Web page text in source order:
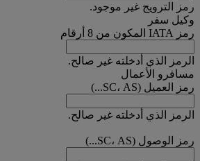
رمز الترويج غير موجود.
وكيل سفر
رمز IATA المكون من 8 أرقام
الرمز الذي أدخلته غير صالح.
مسافرو الأعمال
رمز العميل (SC، AS...)
الرمز الذي أدخلته غير صالح.
رمز الوصول (SC، AS...)